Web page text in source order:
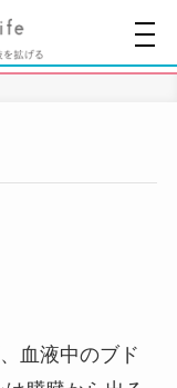
血液中のブド